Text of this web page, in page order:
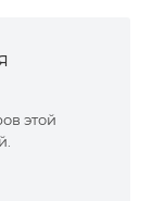
этой